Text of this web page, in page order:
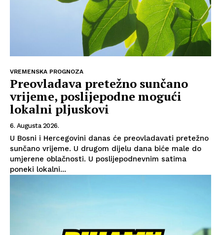
VREMENSKA PROGNOZA
Preovladava pretežno sunčano
vrijeme, poslijepodne mogući
lokalni pljuskovi
6. Augusta 2026.
U Bosni i Hercegovini danas će preovladavati pretežno
sunčano vrijeme. U drugom dijelu dana biće male do
umjerene oblačnosti. U poslijepodnevnim satima
poneki lokalni...